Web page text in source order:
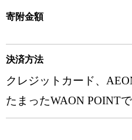
寄附金額
決済方法
クレジットカード、
たまったWAON POINT